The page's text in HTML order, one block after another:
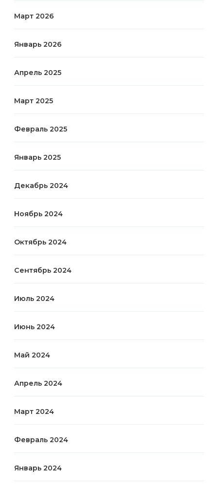
Март 2026
Январь 2026
Апрель 2025
Март 2025
Февраль 2025
Январь 2025
Декабрь 2024
Ноябрь 2024
Октябрь 2024
Сентябрь 2024
Июль 2024
Июнь 2024
Май 2024
Апрель 2024
Март 2024
Февраль 2024
Январь 2024